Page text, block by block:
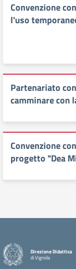
Convenzione
l'uso
Partenariato
camminare con
Convenzione
progetto "Dea
Direzione Didattica
di Vignola